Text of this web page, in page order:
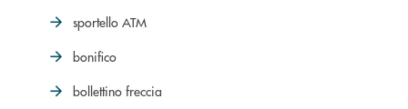
sportello ATM
bonifico
bollettino freccia